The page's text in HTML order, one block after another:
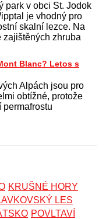
park v obci St. Jodok
je vhodný pro
skalní lezce. Na
zajištěných zhruba
Blanc? Letos s
Alpách jsou pro
obtížné, protože
permafrostu
KRUŠNÉ HORY
LES
POVLTAVÍ